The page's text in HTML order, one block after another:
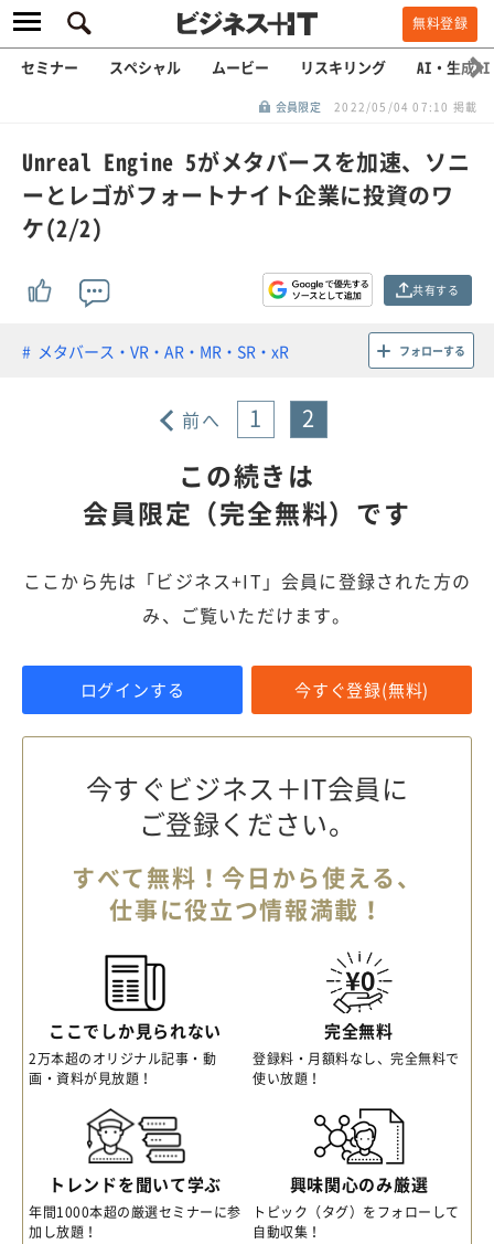
無料登録
セミナー スペシャル ムービー リスキリング AI・生成AI
会員限定 2022/05/04 07:10 掲載
Unreal Engine 5がメタバースを加速、ソニ
ーとレゴがフォートナイト企業に投資のワ
ケ(2/2)
共有する
メタバース・VR・AR・MR・SR・xR フォローする
前へ 1 2
この続きは
会員限定（完全無料）です
ここから先は「ビジネス+IT」会員に登録された方の
み、ご覧いただけます。
ログインする 今すぐ登録(無料)
今すぐビジネス＋IT会員に
ご登録ください。
すべて無料！今日から使える、
仕事に役立つ情報満載！
ここでしか見られない
2万本超のオリジナル記事・動
画・資料が見放題！
完全無料
登録料・月額料なし、完全無料で
使い放題！
トレンドを聞いて学ぶ
年間1000本超の厳選セミナーに参
加し放題！
興味関心のみ厳選
トピック（タグ）をフォローして
自動収集！